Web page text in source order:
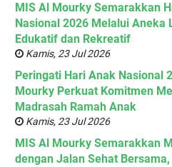
MIS Al Mourky Semarakkan
Nasional 2026 Melalui Aneka
Edukatif dan Rekreatif
Kamis, 23 Jul 2026
Peringati Hari Anak Nasional
Mourky Perkuat Komitmen
Madrasah Ramah Anak
Kamis, 23 Jul 2026
MIS Al Mourky Semarakkan
dengan Jalan Sehat